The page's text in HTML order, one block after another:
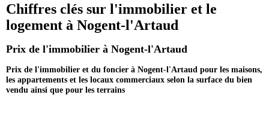
Chiffres clés sur l'immobilier et le
logement à Nogent-l'Artaud
Prix de l'immobilier à Nogent-l'Artaud
Prix de l'immobilier et du foncier à Nogent-l'Artaud pour les maisons,
les appartements et les locaux commerciaux selon la surface du bien
vendu ainsi que pour les terrains